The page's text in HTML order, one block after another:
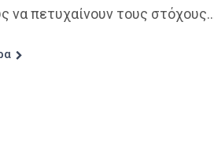
να πετυχαίνουν τους